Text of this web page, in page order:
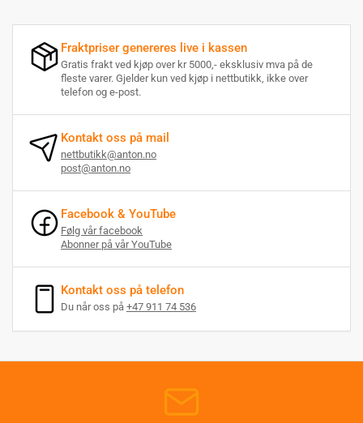
Fraktpriser genereres live i kassen
Gratis frakt ved kjøp over kr 5000,- eksklusiv mva på de
fleste varer. Gjelder kun ved kjøp i nettbutikk, ikke over
telefon og e-post.
Kontakt oss på mail
nettbutikk@anton.no
post@anton.no
Facebook & YouTube
Følg vår facebook
Abonner på vår YouTube
Kontakt oss på telefon
Du når oss på +47 911 74 536